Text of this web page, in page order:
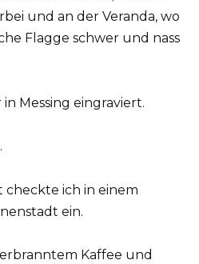
und an der Veranda, wo
Flagge schwer und nass
Messing eingraviert.
ich in einem
ein.
Kaffee und